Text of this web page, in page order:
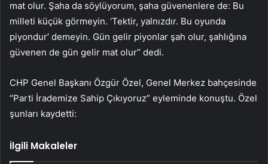
mat olur. Şaha da söylüyorum, şaha güvenenlere de: Bu
milleti küçük görmeyin. ‘Tektir, yalnızdır. Bu oyunda
piyondur’ demeyin. Gün gelir piyonlar şah olur, şahlığına
güvenen de gün gelir mat olur” dedi.
CHP Genel Başkanı Özgür Özel, Genel Merkez bahçesinde
“Parti İrademize Sahip Çıkıyoruz” eyleminde konuştu. Özel
şunları kaydetti:
İlgili Makaleler